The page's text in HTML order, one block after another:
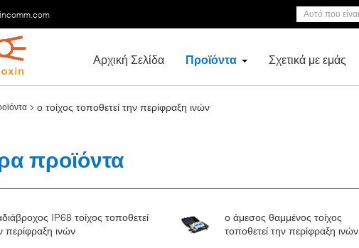
Αρχική Σελίδα Προϊόντα Σχετικά με εμάς
ο τοίχος τοποθετεί την περίφραξη ινών
προϊόντα
IP68 τοίχος τοποθετεί
περίφραξη ινών
ο άμεσος θαμμένος τοίχος
τοποθετεί την περίφραξη ινών